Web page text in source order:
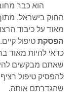
הוא כבר
החוק בישראל,
מאוד על כיבוד
הפסקת טיפול
כדאי להיות מאוד
שאתם מבקשים
להפסיק טיפול
שהגדרתם אותה.